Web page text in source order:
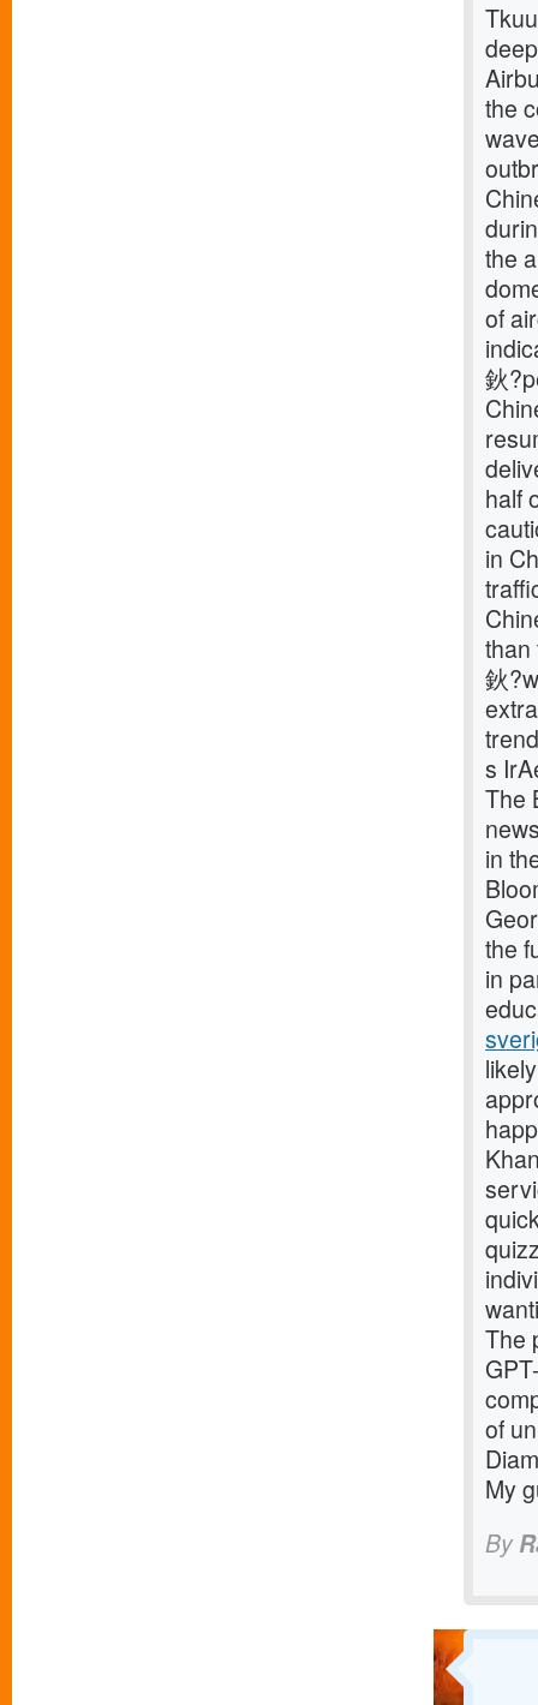
the
the
of
鈥
half
in
than
鈥
s
The
in
the
in
The
of
My
By